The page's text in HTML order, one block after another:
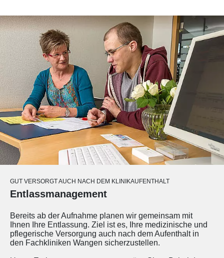
GUT VERSORGT AUCH NACH DEM KLINIKAUFENTHALT
Entlassmanagement
Bereits ab der Aufnahme planen wir gemeinsam mit
Ihnen Ihre Entlassung. Ziel ist es, Ihre medizinische und
pflegerische Versorgung auch nach dem Aufenthalt in
den Fachkliniken Wangen sicherzustellen.